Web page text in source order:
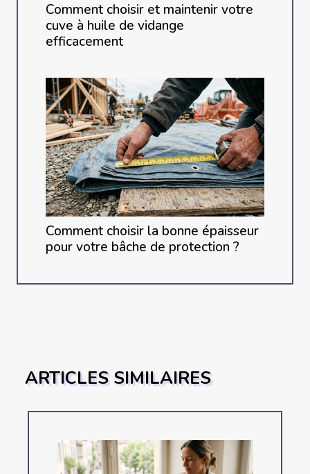
Comment choisir et maintenir votre
cuve à huile de vidange
efficacement
Comment choisir la bonne épaisseur
pour votre bâche de protection ?
ARTICLES SIMILAIRES